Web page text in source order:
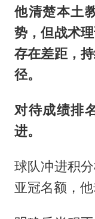
他清楚本土
势，但战术
存在差距，
径。
对待成绩排
进。
球队冲进积
亚冠名额，他